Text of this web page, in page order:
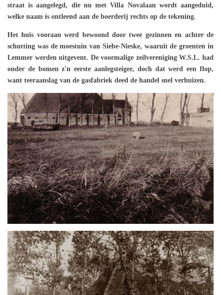
straat is aangelegd, die nu met Villa Novalaan wordt aangeduid,
welke naam is ontleend aan de boerderij rechts op de tekening.
Het huis vooraan werd bewoond door twee gezinnen en achter de
schutting was de moestuin van Siebe-Nieske, waaruit de groenten in
Lemmer werden uitgevent. De voormalige zeilvereniging W.S.L. had
onder de bomen z'n eerste aanlegsteiger, doch dat werd een flop,
want teeraanslag van de gasfabriek deed de handel snel verhuizen.